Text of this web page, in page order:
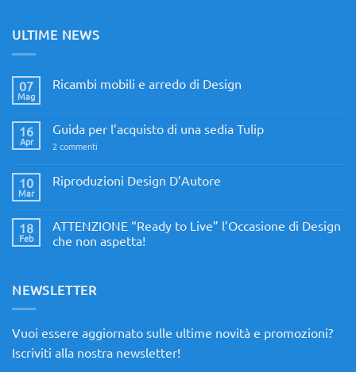
ULTIME NEWS
07
Mag
Ricambi mobili e arredo di Design
Ricambi
e
Design
16
Apr
Guida per l’acquisto di una sedia Tulip
2 commenti
l’acquisto
di
10
Mar
Riproduzioni Design D’Autore
Riproduzioni
Design
D’Autore
18
Feb
ATTENZIONE “Ready to Live” l’Occasione di Design
che non aspetta!
ATTENZIONE
“Ready
di
Design
che
NEWSLETTER
Vuoi essere aggiornato sulle ultime novità e promozioni?
Iscriviti alla nostra newsletter!